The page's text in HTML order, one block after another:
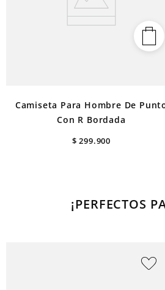
Camiseta Para Hombre De
Con R Bordada
$ 299.900
¡PERFECTOS